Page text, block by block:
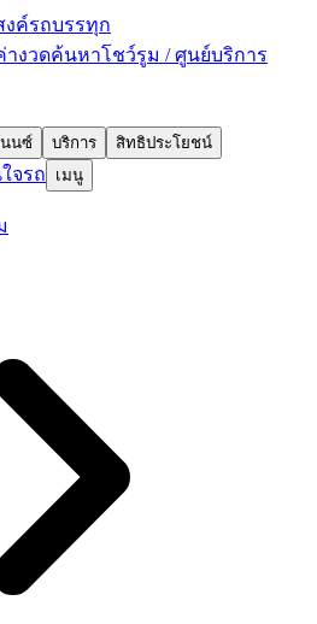
งค์รถบรรทุก
งวดค้นหาโชว์รูม / ศูนย์บริการ
นซ์ บริการ
สิทธิประโยชน์
จรถ เมนู